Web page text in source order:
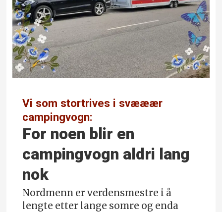
Vi som stortrives i svææær
campingvogn:
For noen blir en
campingvogn aldri lang
nok
Nordmenn er verdensmestre i å
lengte etter lange somre og enda